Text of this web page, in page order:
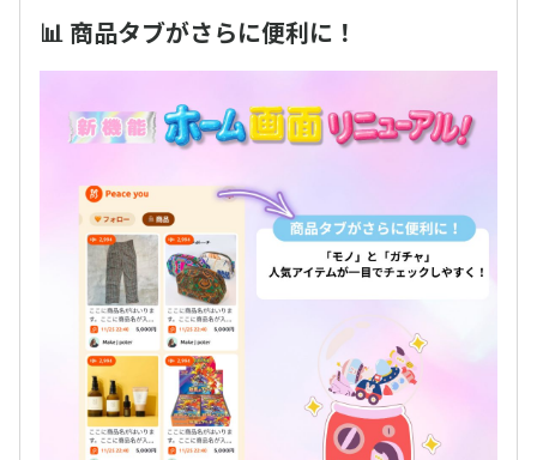
📊 商品タブがさらに便利に！